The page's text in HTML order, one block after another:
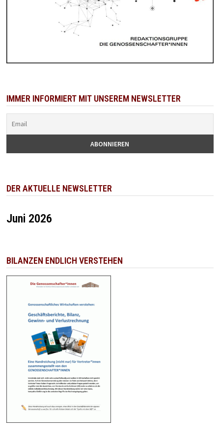
IMMER INFORMIERT MIT UNSEREM NEWSLETTER
DER AKTUELLE NEWSLETTER
Juni 2026
BILANZEN ENDLICH VERSTEHEN